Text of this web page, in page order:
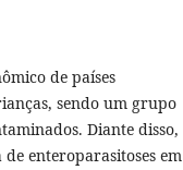
de países
sendo um grupo
Diante disso,
enteroparasitoses em